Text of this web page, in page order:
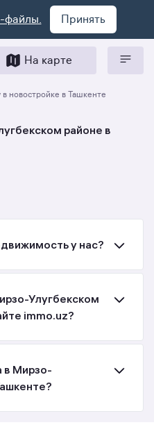
файлы. Принять
На карте
в новостройке в Ташкенте
районе в
у нас?
Улугбекском
immo.uz?
в Мирзо-